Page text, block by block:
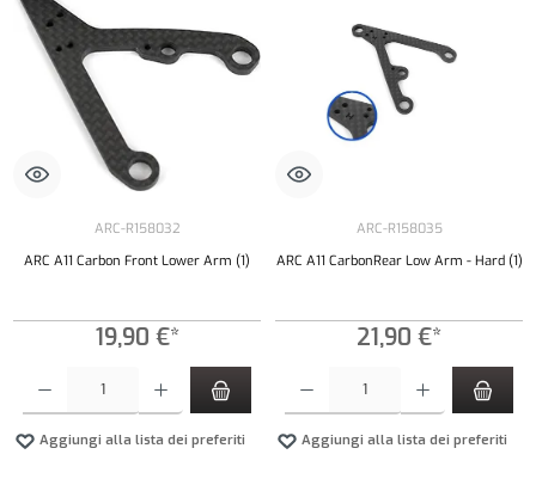
ARC-R158032
ARC A11 Carbon Front Lower Arm (1)
19,90 €*
Aggiungi alla lista dei preferiti
ARC-R158035
ARC A11 CarbonRear Low Arm - Hard (1)
21,90 €*
Aggiungi alla lista dei preferiti